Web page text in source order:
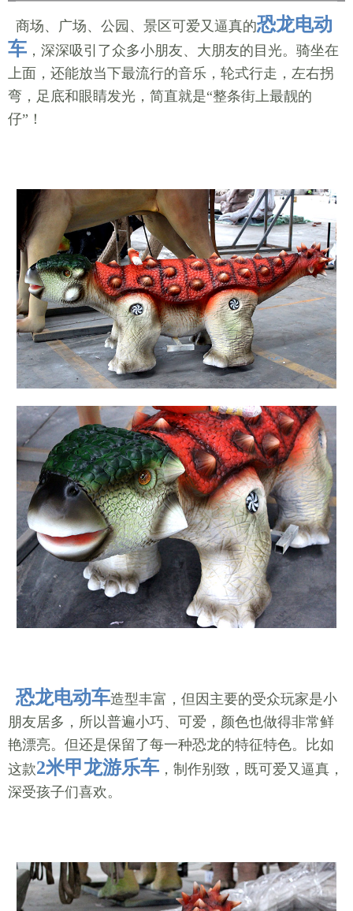
商场、广场、公园、景区可爱又逼真的恐龙电动
车，深深吸引了众多小朋友、大朋友的目光。骑坐在
上面，还能放当下最流行的音乐，轮式行走，左右拐
弯，足底和眼睛发光，简直就是“整条街上最靓的
仔”！
恐龙电动车造型丰富，但因主要的受众玩家是小
朋友居多，所以普遍小巧、可爱，颜色也做得非常鲜
艳漂亮。但还是保留了每一种恐龙的特征特色。比如
这款2米甲龙游乐车，制作别致，既可爱又逼真，
深受孩子们喜欢。